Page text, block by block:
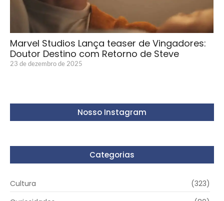
Marvel Studios Lança teaser de Vingadores:
Doutor Destino com Retorno de Steve
23 de dezembro de 2025
Nosso Instagram
Categorias
Cultura
(323)